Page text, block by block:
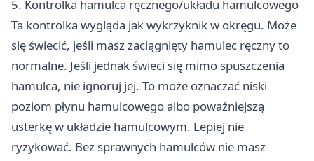
5. Kontrolka hamulca ręcznego/układu hamulcowego
Ta kontrolka wygląda jak wykrzyknik w okręgu. Może
się świecić, jeśli masz zaciągnięty hamulec ręczny to
normalne. Jeśli jednak świeci się mimo spuszczenia
hamulca, nie ignoruj jej. To może oznaczać niski
poziom płynu hamulcowego albo poważniejszą
usterkę w układzie hamulcowym. Lepiej nie
ryzykować. Bez sprawnych hamulców nie masz